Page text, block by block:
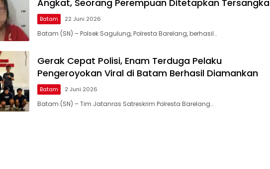
Angkat, Seorang Perempuan Ditetapkan Tersangka
Batam 22 Juni 2026
Batam (SN) – Polsek Sagulung, Polresta Barelang, berhasil…
Gerak Cepat Polisi, Enam Terduga Pelaku
Pengeroyokan Viral di Batam Berhasil Diamankan
Batam 2 Juni 2026
Batam (SN) – Tim Jatanras Satreskrim Polresta Barelang…